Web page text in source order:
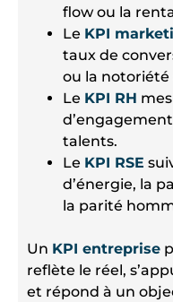
flow ou la
Le KPI
taux de
ou la
Le KPI RH
talents.
Le KPI RSE
d’énergie, la
la parité
Un KPI entreprise
reflète le réel,
et répond à un